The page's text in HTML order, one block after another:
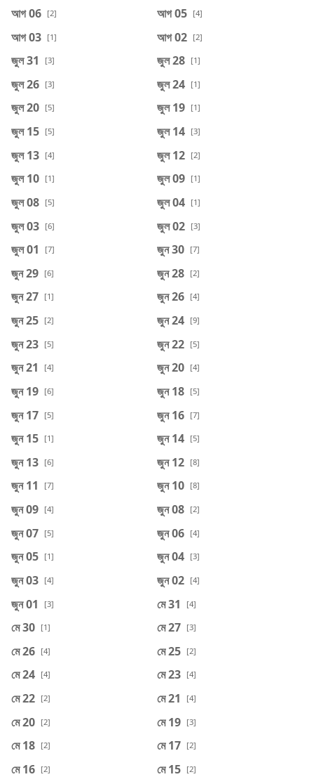
আগ 06 [2] আগ 05 [4]
আগ 03 [1] আগ 02 [2]
জুল 31 [3] জুল 28 [1]
জুল 26 [3] জুল 24 [1]
জুল 20 [5] জুল 19 [1]
জুল 15 [5] জুল 14 [3]
জুল 13 [4] জুল 12 [2]
জুল 10 [1] জুল 09 [1]
জুল 08 [5] জুল 04 [1]
জুল 03 [6] জুল 02 [3]
জুল 01 [7] জুন 30 [7]
জুন 29 [6] জুন 28 [2]
জুন 27 [1] জুন 26 [4]
জুন 25 [2] জুন 24 [9]
জুন 23 [5] জুন 22 [5]
জুন 21 [4] জুন 20 [4]
জুন 19 [6] জুন 18 [5]
জুন 17 [5] জুন 16 [7]
জুন 15 [1] জুন 14 [5]
জুন 13 [6] জুন 12 [8]
জুন 11 [7] জুন 10 [8]
জুন 09 [4] জুন 08 [2]
জুন 07 [5] জুন 06 [4]
জুন 05 [1] জুন 04 [3]
জুন 03 [4] জুন 02 [4]
জুন 01 [3] মে 31 [4]
মে 30 [1] মে 27 [3]
মে 26 [4] মে 25 [2]
মে 24 [4] মে 23 [4]
মে 22 [2] মে 21 [4]
মে 20 [2] মে 19 [3]
মে 18 [2] মে 17 [2]
মে 16 [2] মে 15 [2]